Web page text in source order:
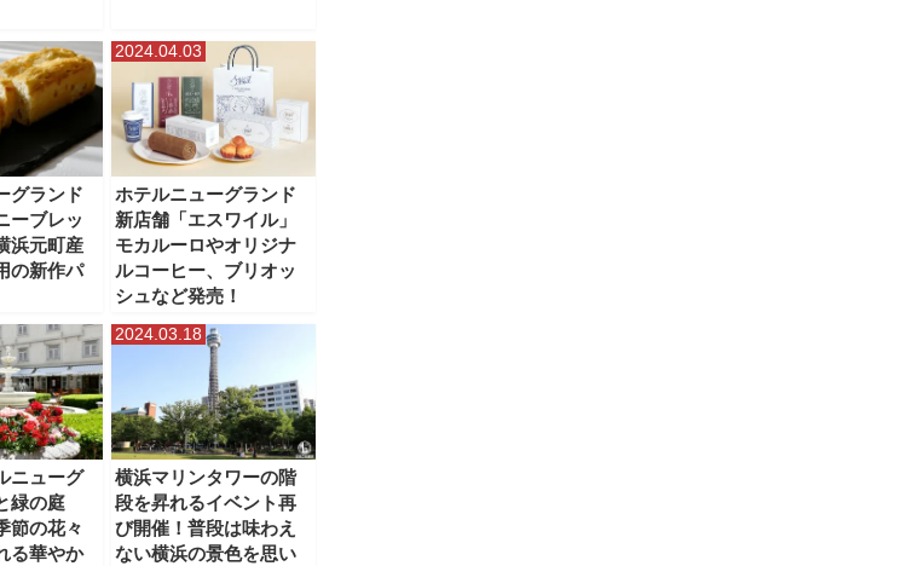
グランド
ーブレッ
浜元町産
の新作パ
2024.04.03
ホテルニューグランド
新店舗「エスワイル」
モカルーロやオリジナ
ルコーヒー、ブリオッ
シュなど発売！
ニューグ
緑の庭
節の花々
る華やか
2024.03.18
横浜マリンタワーの階
段を昇れるイベント再
び開催！普段は味わえ
ない横浜の景色を思い